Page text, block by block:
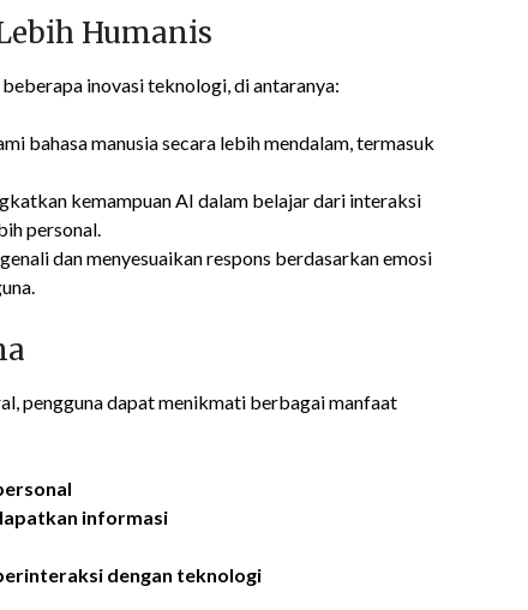
Humanis
inovasi teknologi, di antaranya:
bahasa manusia secara lebih mendalam, termasuk
kemampuan AI dalam belajar dari interaksi
personal.
dan menyesuaikan respons berdasarkan emosi
pengguna dapat menikmati berbagai manfaat
informasi
dengan teknologi